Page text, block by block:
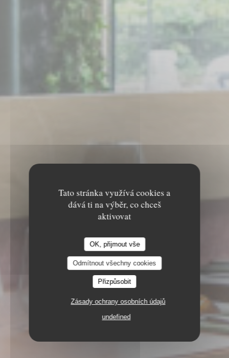
Tato stránka využívá cookies a
dává ti na výběr, co chceš
aktivovat
OK, přijmout vše
Odmítnout všechny cookies
Přizpůsobit
Zásady ochrany osobních údajů
undefined